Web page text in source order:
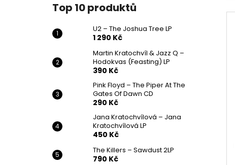
Top 10 produktů
U2 – The Joshua Tree LP
1 290 Kč
Martin Kratochvíl & Jazz Q ‎–
Hodokvas (Feasting) LP
390 Kč
Pink Floyd – The Piper At The
Gates Of Dawn CD
290 Kč
Jana Kratochvílová – Jana
Kratochvílová LP
450 Kč
The Killers – Sawdust 2LP
790 Kč